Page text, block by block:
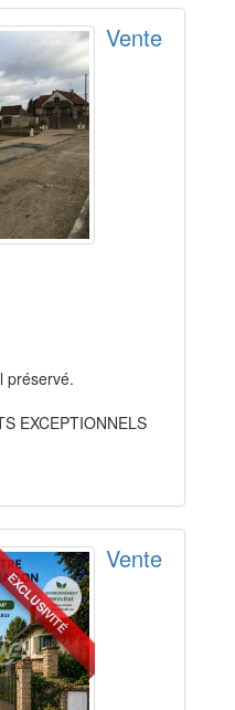
Vente
préservé.
EXCEPTIONNELS
EXCLUSIVITÉ
Vente